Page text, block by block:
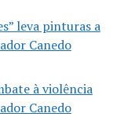
leva pinturas a
Canedo
à violência
Canedo